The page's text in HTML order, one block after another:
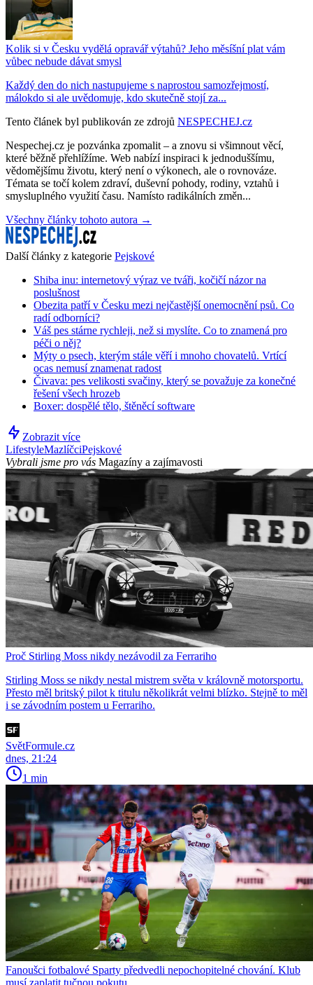
Kolik si v Česku vydělá opravář výtahů? Jeho měsíšní plat vám
vůbec nebude dávat smysl
Každý den do nich nastupujeme s naprostou samozřejmostí,
málokdo si ale uvědomuje, kdo skutečně stojí za...
Tento článek byl publikován ze zdrojů NESPECHEJ.cz
Nespechej.cz je pozvánka zpomalit – a znovu si všimnout věcí,
které běžně přehlížíme. Web nabízí inspiraci k jednoduššímu,
vědomějšímu životu, který není o výkonech, ale o rovnováze.
Témata se točí kolem zdraví, duševní pohody, rodiny, vztahů i
smysluplného využití času. Namísto radikálních změn...
Všechny články tohoto autora →
Další články z kategorie Pejskové
Shiba inu: internetový výraz ve tváři, kočičí názor na
poslušnost
Obezita patří v Česku mezi nejčastější onemocnění psů. Co
radí odborníci?
Váš pes stárne rychleji, než si myslíte. Co to znamená pro
péči o něj?
Mýty o psech, kterým stále věří i mnoho chovatelů. Vrtící
ocas nemusí znamenat radost
Čivava: pes velikosti svačiny, který se považuje za konečné
řešení všech hrozeb
Boxer: dospělé tělo, štěněcí software
Zobrazit více
LifestyleMazlíčciPejskové
Vybrali jsme pro vás Magazíny a zajímavosti
Proč Stirling Moss nikdy nezávodil za Ferrariho
Stirling Moss se nikdy nestal mistrem světa v královně motorsportu.
Přesto měl britský pilot k titulu několikrát velmi blízko. Stejně to měl
i se závodním postem u Ferrariho.
SvětFormule.cz
dnes, 21:24
1 min
Fanoušci fotbalové Sparty předvedli nepochopitelné chování. Klub
musí zaplatit tučnou pokutu